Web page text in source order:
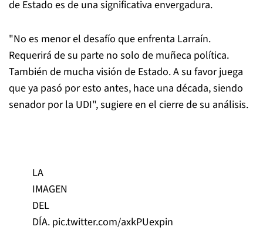
de Estado es de una significativa envergadura.
"No es menor el desafío que enfrenta Larraín.
Requerirá de su parte no solo de muñeca política.
También de mucha visión de Estado. A su favor juega
que ya pasó por esto antes, hace una década, siendo
senador por la UDI", sugiere en el cierre de su análisis.
LA
IMAGEN
DEL
DÍA. pic.twitter.com/axkPUexpin